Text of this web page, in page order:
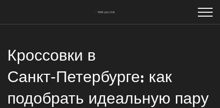
Кроссовки в
Санкт‑Петербурге: как
подобрать идеальную пару